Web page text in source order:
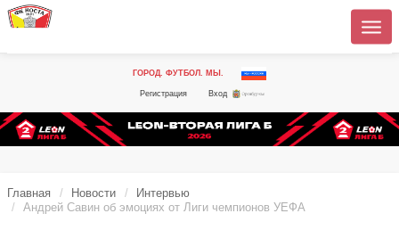
ГОРОД. ФУТБОЛ. МЫ.
Регистрация Вход
Главная Новости
Интервью
Андрей Савин об эмоциях от Лиги чемпионов УЕФА